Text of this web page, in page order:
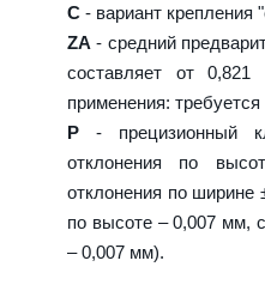
C - вариант крепления
ZA - средний
составляет от
применения:
P - прецизионный
отклонения по
отклонения по ширине
по высоте – 0,007 мм,
– 0,007 мм).